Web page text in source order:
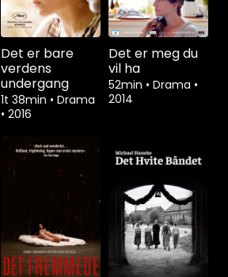
Det er bare
verdens
undergang
1t 38min • Drama
• 2016
Det er meg du
vil ha
52min • Drama •
2014